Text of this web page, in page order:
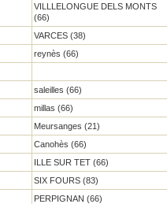
VILLLELONGUE DELS MONTS
(66)
VARCES (38)
reynès (66)
saleilles (66)
millas (66)
Meursanges (21)
Canohès (66)
ILLE SUR TET (66)
SIX FOURS (83)
PERPIGNAN (66)